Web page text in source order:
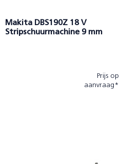
Makita DBS190Z 18 V
Stripschuurmachine 9 mm
Prijs op
aanvraag*